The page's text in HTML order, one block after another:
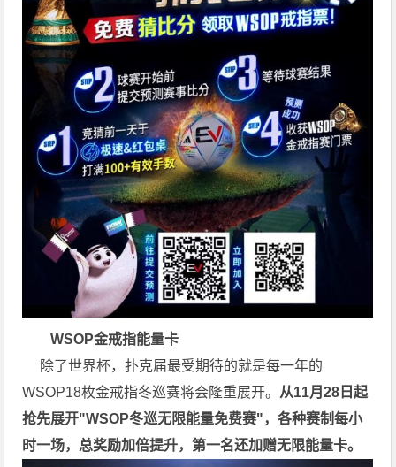
WSOP金戒指能量卡
除了世界杯，扑克届最受期待的就是每一年的
WSOP18枚金戒指冬巡赛将会隆重展开。 从11月28日起
抢先展开"WSOP冬巡无限能量免费赛"，各种赛制每小
时一场，总奖励加倍提升，第一名还加赠无限能量卡。